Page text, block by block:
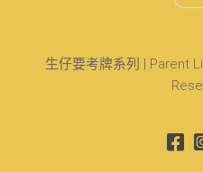
生仔要考牌系列 | Parent